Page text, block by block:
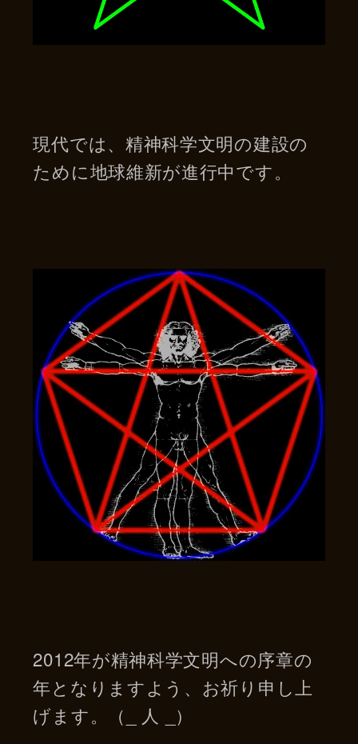
現代では、精神科学文明の建設の
ために地球維新が進行中です。
2012年が精神科学文明への序章の
年となりますよう、お祈り申し上
げます。（_ 人 _）